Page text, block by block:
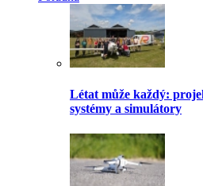
Létat může každý:
systémy a simulátory